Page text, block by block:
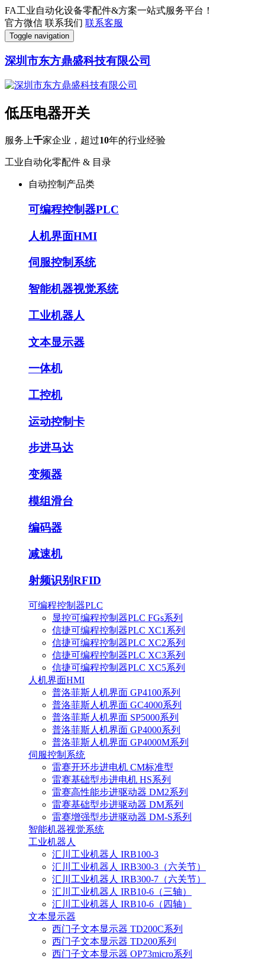
FA工业自动化设备零配件&方案一站式服务平台！
官方微信 联系我们 联系客服
Toggle navigation
深圳市东方鼎盛科技有限公司
低压电器开关
服务上千家企业，超过10年的行业经验
工业自动化零配件 & 目录
自动控制产品类
可编程控制器PLC
人机界面HMI
伺服控制系统
智能机器视觉系统
工业机器人
文本显示器
一体机
工控机
运动控制卡
步进马达
变频器
模组滑台
编码器
减速机
射频识别RFID
可编程控制器PLC
显控可编程控制器PLC FGs系列
信捷可编程控制器PLC XC1系列
信捷可编程控制器PLC XC2系列
信捷可编程控制器PLC XC3系列
信捷可编程控制器PLC XC5系列
人机界面HMI
普洛菲斯人机界面 GP4100系列
普洛菲斯人机界面 GC4000系列
普洛菲斯人机界面 SP5000系列
普洛菲斯人机界面 GP4000系列
普洛菲斯人机界面 GP4000M系列
伺服控制系统
雷赛开环步进电机 CM标准型
雷赛基础型步进电机 HS系列
雷赛高性能步进驱动器 DM2系列
雷赛基础型步进驱动器 DM系列
雷赛增强型步进驱动器 DM-S系列
智能机器视觉系统
工业机器人
汇川工业机器人 IRB100-3
汇川工业机器人 IRB300-3（六关节）
汇川工业机器人 IRB300-7（六关节）
汇川工业机器人 IRB10-6（三轴）
汇川工业机器人 IRB10-6（四轴）
文本显示器
西门子文本显示器 TD200C系列
西门子文本显示器 TD200系列
西门子文本显示器 OP73micro系列